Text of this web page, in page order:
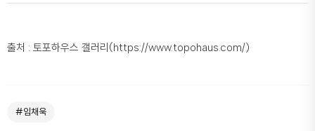
출처 : 토포하우스 갤러리(https://www.topohaus.com/)
#임채욱